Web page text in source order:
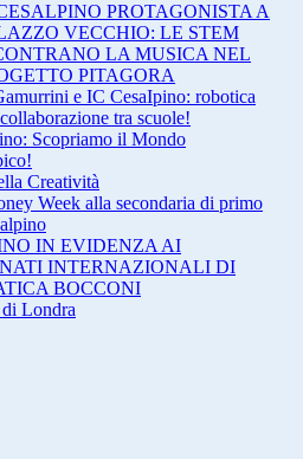
PROTAGONISTA A
VECCHIO: LE STEM
LA MUSICA NEL
PITAGORA
e IC CesaIpino: robotica
tra scuole!
Scopriamo il Mondo
Creatività
Week alla secondaria di primo
IN EVIDENZA AI
INTERNAZIONALI DI
BOCCONI
Londra